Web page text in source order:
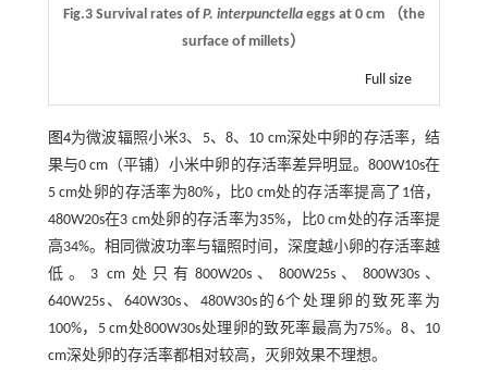
Fig.3 Survival rates ofP. interpunctellaeggs at 0 cm （the
surface of millets）
Full size
图4为微波辐照小米3、5、8、10 cm深处中卵的存活率，结
果与0 cm（平铺）小米中卵的存活率差异明显。800W10s在
5 cm处卵的存活率为80%，比0 cm处的存活率提高了1倍，
480W20s在3 cm处卵的存活率为35%，比0 cm处的存活率提
高34%。相同微波功率与辐照时间，深度越小卵的存活率越
低。3 cm处只有800W20s、800W25s、800W30s、
640W25s、640W30s、480W30s的6个处理卵的致死率为
100%，5 cm处800W30s处理卵的致死率最高为75%。8、10
cm深处卵的存活率都相对较高，灭卵效果不理想。